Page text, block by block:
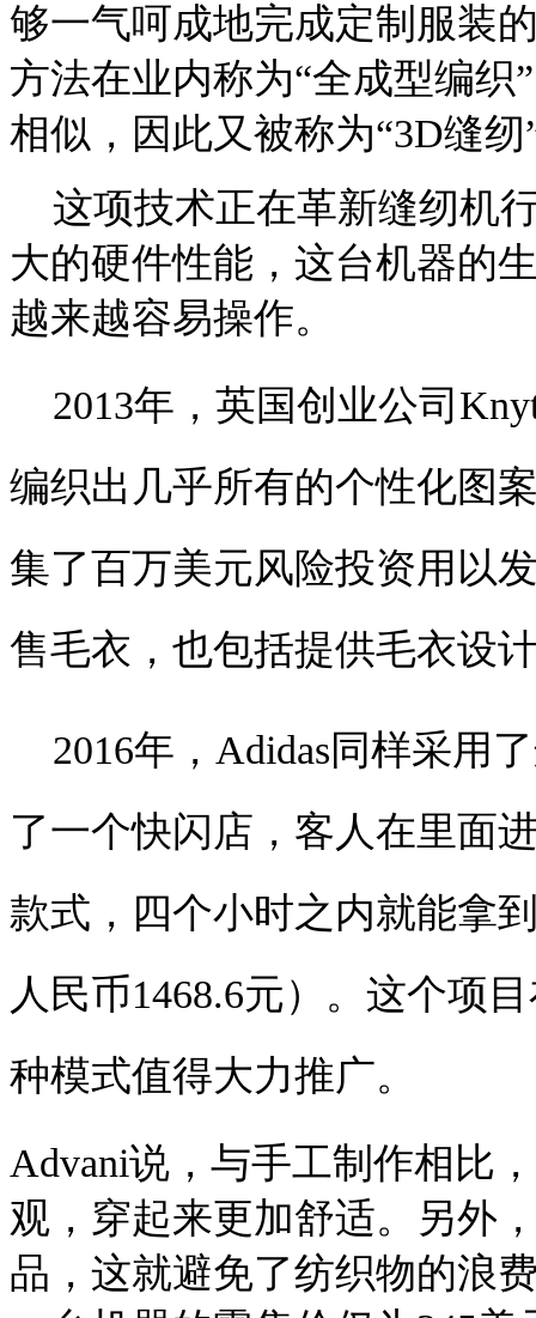
够一气呵成地完成定制服装
方法在业内称为“全成型编
相似，因此又被称为“3D缝纫
这项技术正在革新缝纫机
大的硬件性能，这台机器的
越来越容易操作。
2013年，英国创业公司
编织出几乎所有的个性化图
集了百万美元风险投资用以
售毛衣，也包括提供毛衣设
2016年，Adidas同样采用
了一个快闪店，客人在里面
款式，四个小时之内就能拿
人民币1468.6元）。这个项
种模式值得大力推广。
Advani说，与手工制作相比
观，穿起来更加舒适。另外
品，这就避免了纺织物的浪